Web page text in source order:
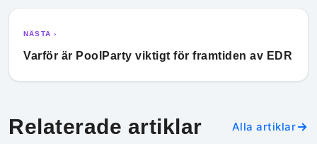
NÄSTA ›
Varför är PoolParty viktigt för framtiden av EDR
Relaterade artiklar Alla artiklar